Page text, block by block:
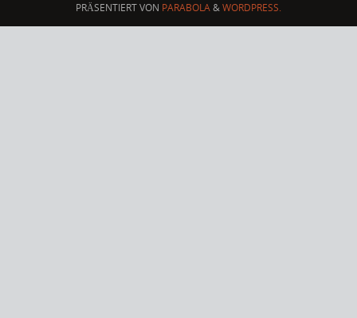
PRÄSENTIERT VON PARABOLA&WORDPRESS.